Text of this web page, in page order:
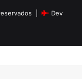
|
Dev